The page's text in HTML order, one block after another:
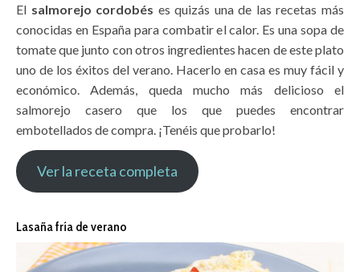
El salmorejo cordobés es quizás una de las recetas más
conocidas en España para combatir el calor. Es una sopa de
tomate que junto con otros ingredientes hacen de este plato
uno de los éxitos del verano. Hacerlo en casa es muy fácil y
económico. Además, queda mucho más delicioso el
salmorejo casero que los que puedes encontrar
embotellados de compra. ¡Tenéis que probarlo!
Ver la receta completa
Lasaña fría de verano